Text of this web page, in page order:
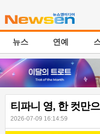
뉴스 연예
티파니 영, 한 컷만
2026-07-09 16:14:59